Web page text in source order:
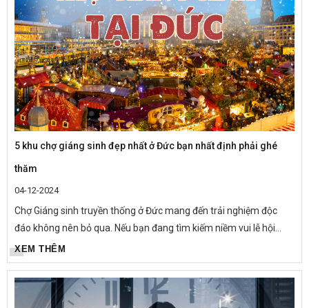
5 khu chợ giáng sinh đẹp nhất ở Đức bạn nhất định phải ghé
thăm
04-12-2024
Chợ Giáng sinh truyền thống ở Đức mang đến trải nghiệm độc
đáo không nên bỏ qua. Nếu bạn đang tìm kiếm niềm vui lễ hội
trong mùa đông thì đừng bỏ qua 5 ngôi chợ giáng sinh tuyệt đẹp...
XEM THÊM